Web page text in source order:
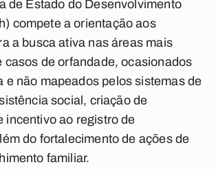
de Estado do Desenvolvimento
compete a orientação aos
a busca ativa nas áreas mais
casos de orfandade, ocasionados
e não mapeados pelos sistemas de
social, criação de
incentivo ao registro de
do fortalecimento de ações de
familiar.